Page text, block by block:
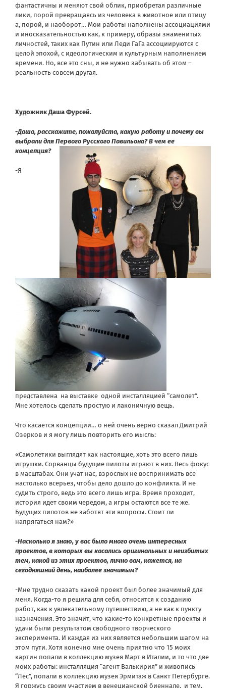
фантастичны и меняют свой облик, приобретая различные
лики, порой превращаясь из человека в животное или птицу
а, порой, и наоборот… Мои работы наполнены ассоциациями
и иносказательностью как, к примеру, образы знаменитых
личностей, таких как Путин или Леди ГаГа ассоциируются с
целой эпохой, с идеологическим и культурным наполнением
времени. Но, все это сны, и не нужно забывать об этом –
реальность совсем другая.
Художник Даша Фурсей.
-Даша, расскажите, пожалуйста, какую работу и почему вы
выбрали для Первого Русского Павильона? В чем ее
концепция?
-Я
представлена на выставке одной инсталляцией “самолет”.
Мне хотелось сделать простую и лаконичную вещь.
Что касается концепции… о ней очень верно сказал Дмитрий
Озерков и я могу лишь повторить его мысль:
«Самолетики выглядят как настоящие, хоть это всего лишь
игрушки. Сорванцы будущие пилоты играют в них. Весь фокус
в масштабах. Они учат нас, взрослых не воспринимать все
настолько всерьез, чтобы дело дошло до конфликта. И не
судить строго, ведь это всего лишь игра. Время проходит,
история идет своим чередом, а игры остаются все те же.
Будущих пилотов не заботят эти вопросы. Стоит ли
напрягаться нам?»
-Насколько я знаю, у вас было много очень интересных
проектов, в которых вы касались оригинальных и неизбитых
тем, какой из этих проектов, лично вам, кажется, на
сегодняшний день, наиболее значимым?
-Мне трудно сказать какой проект был более значимый для
меня. Когда-то я решила для себя, относится к созданию
работ, как к увлекательному путешествию, а не как к пункту
назначения. Это значит, что какие-то конкретные проекты и
удачи были результатом свободного творческого
эксперимента. И каждая из них является небольшим шагом на
этом пути. Хотя конечно мне очень приятно что 15 моих
картин попали в коллекцию музея Март в Италии, и то что две
моих работы: инсталляция “агент Валькирия” и живопись
“Лес”, попали в коллекцию музея Эрмитаж в Санкт Петербурге.
Я горжусь своим участием в венецианской биеннале, и тем,